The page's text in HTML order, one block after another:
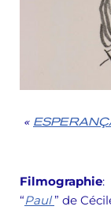
«
Filmographie:
“Paul ” de